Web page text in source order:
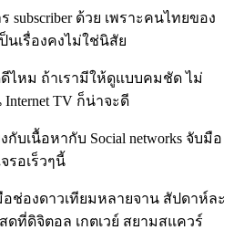
subscriber ด้วย เพราะคนไทยของ
นเรื่องคงไม่ใช่นิสัย
ไหม ถ้าเรามีให้ดูแบบคมชัด ไม่
TV ก็น่าจะดี
กับเนื้อหากับ Social networks จับมือ
รอเร็วๆนี้
ช่องดาวเทียมหลายจาน สัปดาห์ละ
ดที่ดิจิตอล เกตเวย์ สยามสแควร์